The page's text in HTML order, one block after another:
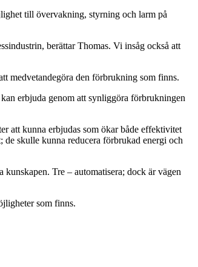
till övervakning, styrning och larm på
berättar Thomas. Vi insåg också att
medvetandegöra den förbrukning som finns.
erbjuda genom att synliggöra förbrukningen
att kunna erbjudas som ökar både effektivitet
skulle kunna reducera förbrukad energi och
Tre – automatisera; dock är vägen
som finns.